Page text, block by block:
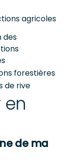
agricoles
des
forestières
de rive
en
de ma